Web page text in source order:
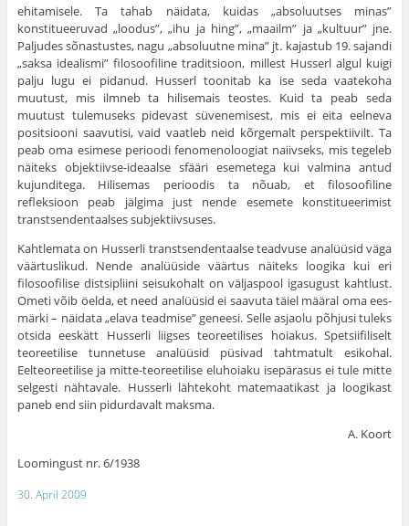
ehitamisele. Ta tahab näidata, kuidas „absoluutses minas”
konstitueeruvad „loodus”, „ihu ja hing”, „maailm” ja „kultuur” jne.
Paljudes sõnastustes, nagu „absoluutne mina” jt. kajastub 19. sajandi
„saksa idealismi” filosoofiline traditsioon, millest Husserl algul kuigi
palju lugu ei pidanud. Husserl toonitab ka ise seda vaatekoha
muutust, mis ilmneb ta hilisemais teostes. Kuid ta peab seda
muutust tulemuseks pidevast süvenemisest, mis ei eita eelneva
positsiooni saavutisi, vaid vaatleb neid kõrgemalt perspektiivilt. Ta
peab oma esimese perioodi fenomenoloogiat naiivseks, mis tegeleb
näiteks objektiivse-ideaalse sfääri esemetega kui valmina antud
kujunditega. Hilisemas perioodis ta nõuab, et filosoofiline
refleksioon peab jälgima just nende esemete konstitueerimist
transtsendentaalses subjektiivsuses.
Kahtlemata on Husserli transtsendentaalse teadvuse analüüsid väga
väärtuslikud. Nende analüüside väärtus näiteks loogika kui eri
filosoofilise distsipliini seisukohalt on väljaspool igasugust kahtlust.
Ometi võib öelda, et need analüüsid ei saavuta täiel määral oma ees­
märki – näidata „elava teadmise” geneesi. Selle asjaolu põhjusi tuleks
otsida eeskätt Husserli liigses teoreetilises hoiakus. Spetsiifi­liselt
teoreetilise tunnetuse analüüsid püsivad tahtmatult esikohal.
Eelteoreetilise ja mitte-teoreetilise eluhoiaku isepärasus ei tule mitte
selgesti nähtavale. Husserli lähtekoht matemaatikast ja loogikast
paneb end siin pidurdavalt maksma.
A. Koort
Loomingust nr. 6/1938
30. April 2009